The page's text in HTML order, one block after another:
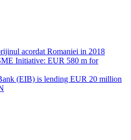
acordat Romaniei in 2018
Initiative: EUR 580 m for
(EIB) is lending EUR 20 million